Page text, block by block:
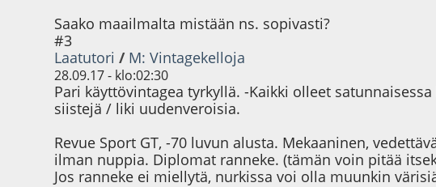
Saako maailmalta mistään ns. sopivasti?
#3
Laatutori / M: Vintagekelloja
28.09.17 - klo:02:30
Pari käyttövintagea tyrkyllä. -Kaikki olleet
siistejä / liki uudenveroisia.
Revue Sport GT, -70 luvun alusta. Mekaaninen,
ilman nuppia. Diplomat ranneke. (tämän voin pitää
Jos ranneke ei miellytä, nurkissa voi olla muunkin